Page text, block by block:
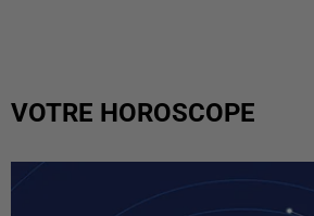
VOTRE HOROSCOPE